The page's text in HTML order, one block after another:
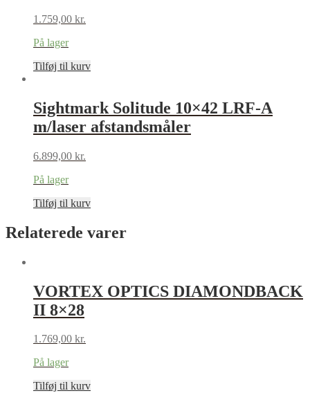
1.759,00 kr.
På lager
Tilføj til kurv
Sightmark Solitude 10×42 LRF-A
m/laser afstandsmåler
6.899,00 kr.
På lager
Tilføj til kurv
Relaterede varer
VORTEX OPTICS DIAMONDBACK
II 8×28
1.769,00 kr.
På lager
Tilføj til kurv